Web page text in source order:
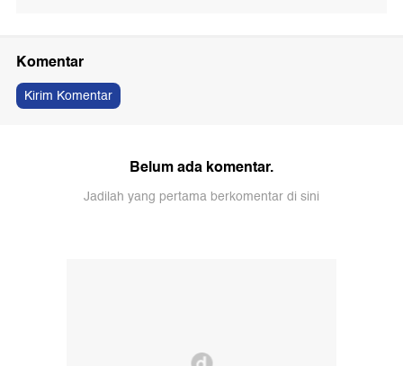
Komentar
Kirim Komentar
Belum ada komentar.
Jadilah yang pertama berkomentar di sini